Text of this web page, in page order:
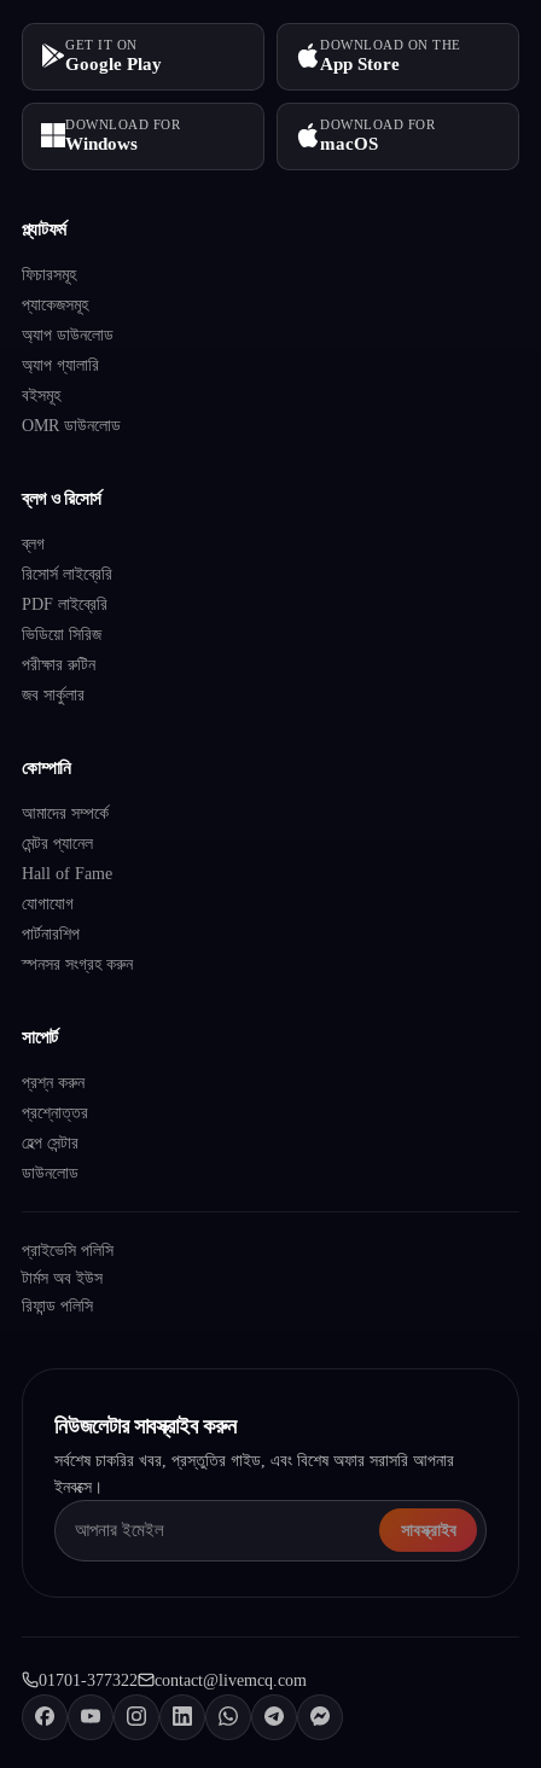
GET IT ON
Google Play
DOWNLOAD ON THE
App Store
DOWNLOAD FOR
Windows
DOWNLOAD FOR
macOS
প্ল্যাটফর্ম
ফিচারসমূহ
প্যাকেজসমূহ
অ্যাপ ডাউনলোড
অ্যাপ গ্যালারি
বইসমূহ
OMR ডাউনলোড
ব্লগ ও রিসোর্স
ব্লগ
রিসোর্স লাইব্রেরি
PDF লাইব্রেরি
ভিডিয়ো সিরিজ
পরীক্ষার রুটিন
জব সার্কুলার
কোম্পানি
আমাদের সম্পর্কে
মেন্টর প্যানেল
Hall of Fame
যোগাযোগ
পার্টনারশিপ
স্পনসর সংগ্রহ করুন
সাপোর্ট
প্রশ্ন করুন
প্রশ্নোত্তর
হেল্প সেন্টার
ডাউনলোড
প্রাইভেসি পলিসি
টার্মস অব ইউস
রিফান্ড পলিসি
নিউজলেটার সাবস্ক্রাইব করুন
সর্বশেষ চাকরির খবর, প্রস্তুতির গাইড, এবং বিশেষ অফার সরাসরি আপনার
ইনবক্সে।
সাবস্ক্রাইব
01701-377322 contact@livemcq.com